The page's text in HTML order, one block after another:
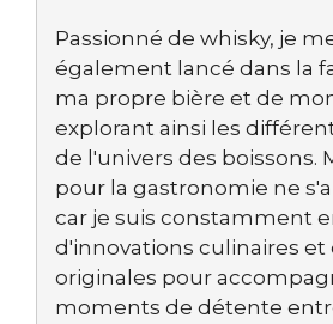
Passionné de whisky, je
également lancé dans la
ma propre bière et de
explorant ainsi les
de l'univers des boissons.
pour la gastronomie ne
car je suis constamment
d'innovations culinaires et
originales pour
moments de détente